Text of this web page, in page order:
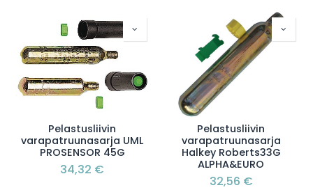
Pelastusliivin
varapatruunasarja UML
PROSENSOR 45G
34,32 €
Pelastusliivin
varapatruunasarja
Halkey Roberts33G
ALPHA&EURO
32,56 €